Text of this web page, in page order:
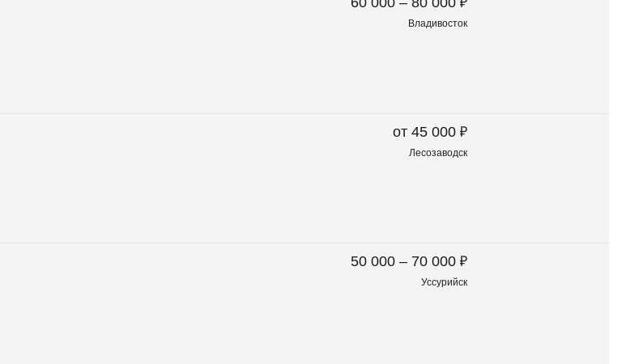
Владивосток
от 45 000 ₽
Лесозаводск
50 000 – 70 000 ₽
Уссурийск